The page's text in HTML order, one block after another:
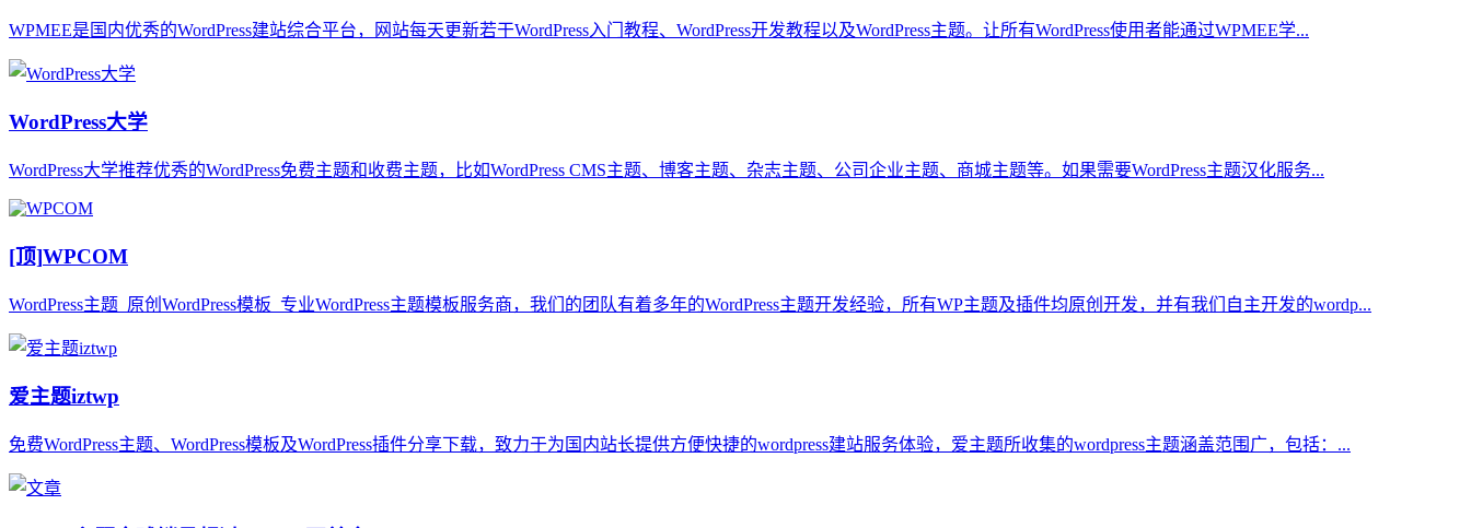
WPMEE是国内优秀的WordPress建站综合平台，网站每天更新若干WordPress入门教程、WordPress开发教程以及WordPress主题。让所有WordPress使用者能通过WPMEE学...
WordPress大学
WordPress大学推荐优秀的WordPress免费主题和收费主题，比如WordPress CMS主题、博客主题、杂志主题、公司企业主题、商城主题等。如果需要WordPress主题汉化服务...
[顶]WPCOM
WordPress主题_原创WordPress模板_专业WordPress主题模板服务商，我们的团队有着多年的WordPress主题开发经验，所有WP主题及插件均原创开发，并有我们自主开发的wordp...
爱主题iztwp
免费WordPress主题、WordPress模板及WordPress插件分享下载，致力于为国内站长提供方便快捷的wordpress建站服务体验，爱主题所收集的wordpress主题涵盖范围广，包括：...